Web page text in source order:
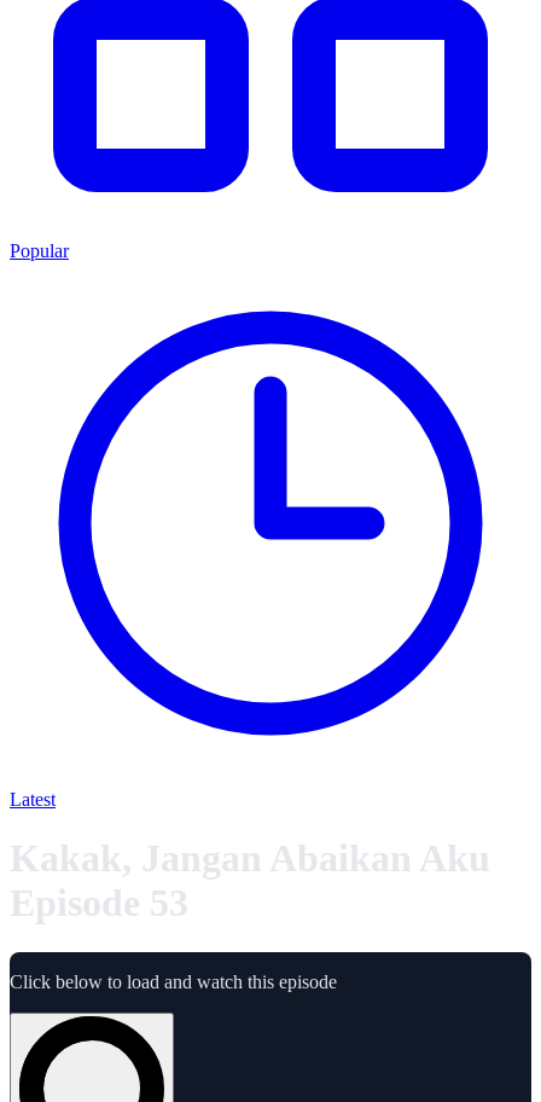
Popular
Latest
Kakak, Jangan Abaikan Aku
Episode 53
Click below to load and watch this episode